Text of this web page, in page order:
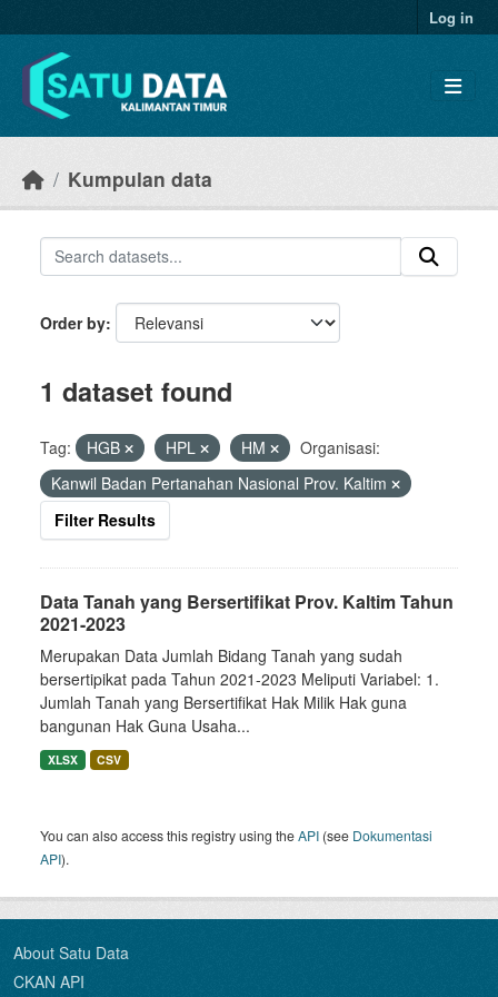
Log in
Kumpulan data
Order by
1 dataset found
Tag: HGB HPL HM
Organisasi:
Kanwil Badan Pertanahan Nasional Prov. Kaltim
Filter Results
Data Tanah yang Bersertifikat Prov. Kaltim Tahun
2021-2023
Merupakan Data Jumlah Bidang Tanah yang sudah
bersertipikat pada Tahun 2021-2023 Meliputi Variabel: 1.
Jumlah Tanah yang Bersertifikat Hak Milik Hak guna
bangunan Hak Guna Usaha...
XLSX CSV
You can also access this registry using theAPI (see Dokumentasi
API).
About Satu Data
CKAN API